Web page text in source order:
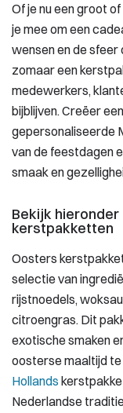
Of je nu een groot
je mee om een
wensen en de sfeer
zomaar een
medewerkers,
bijblijven. Creëer
gepersonaliseerde
van de feestdagen
smaak en
Bekijk
kerstpakketten
Oosters
selectie van
rijstnoedels,
citroengras. Dit
exotische smaken
oosterse maaltijd
Hollands
Nederlandse